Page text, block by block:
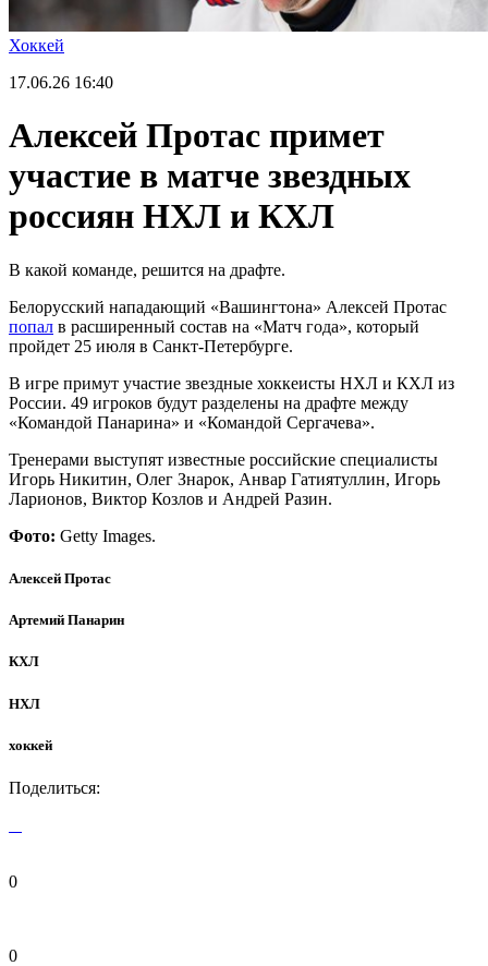
Хоккей
17.06.26 16:40
Алексей Протас примет
участие в матче звездных
россиян НХЛ и КХЛ
В какой команде, решится на драфте.
Белорусский нападающий «Вашингтона» Алексей Протас
попал в расширенный состав на «Матч года», который
пройдет 25 июля в Санкт-Петербурге.
В игре примут участие звездные хоккеисты НХЛ и КХЛ из
России. 49 игроков будут разделены на драфте между
«Командой Панарина» и «Командой Сергачева».
Тренерами выступят известные российские специалисты
Игорь Никитин, Олег Знарок, Анвар Гатиятуллин, Игорь
Ларионов, Виктор Козлов и Андрей Разин.
Фото: Getty Images.
Алексей Протас
Артемий Панарин
КХЛ
НХЛ
хоккей
Поделиться:
0
0